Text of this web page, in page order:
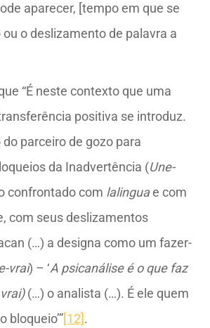
aparecer, [tempo em que se
o deslizamento de palavra a
“É neste contexto que uma
positiva se introduz.
parceiro de gozo para
da Inadvertência (Une-
confrontado com lalinguae com
com seus deslizamentos
(…) a designa como um fazer-
vrai) – ‘A psicanálise é o que faz
(…) o analista (…). É ele quem
bloqueio’”[12].